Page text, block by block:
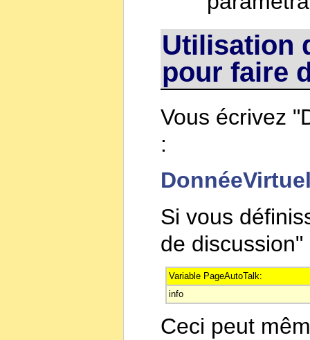
Utilisation
pour faire
Vous écrivez
:
Si vous
de
Variable PageAutoTalk:
info
Ceci peut